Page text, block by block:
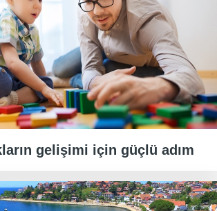
gelişimi için güçlü adım